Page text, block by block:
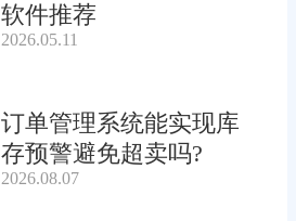
软件推荐
2026.05.11
订单管理系统能实现库
存预警避免超卖吗?
2026.08.07